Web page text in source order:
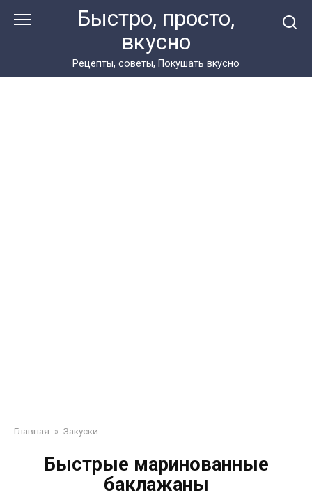
Быстро, просто,
вкусно
Рецепты, советы, Покушать вкусно
Главная » Закуски
Быстрые маринованные
баклажаны